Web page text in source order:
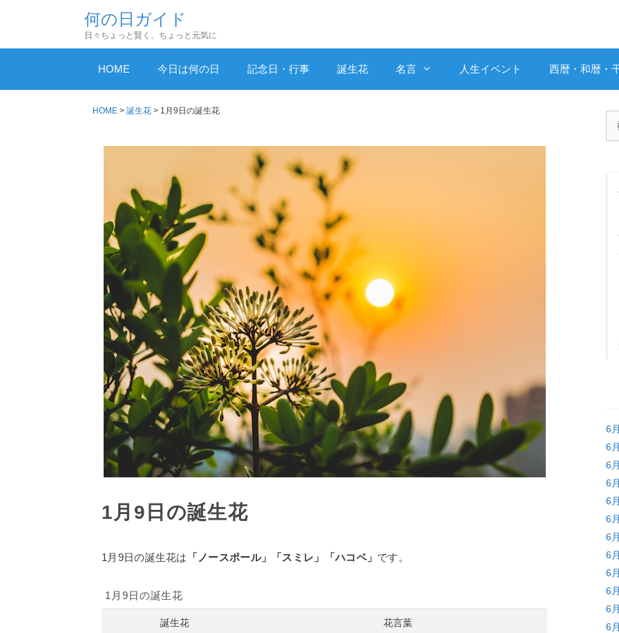
テ
何の日ガイド
日々ちょっと賢く、ちょっと元気に
HOME 今日は何の日 記念日・行事 誕生花 名言 人生イベント 西暦・和暦・
HOME > 誕生花 > 1月9日の誕生花
1月9日の誕生花
1月9日の誕生花は 「ノースポール」「スミレ」「ハコベ」 です。
1月9日の誕生花
誕生花 花言葉
6
6
6
6
6
6
6
6
6
6
6
6